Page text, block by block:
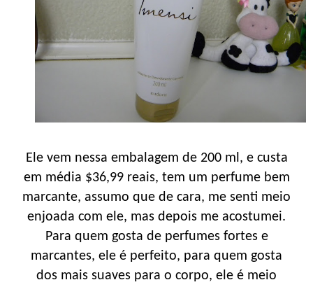
Ele vem nessa embalagem de 200 ml, e custa
em média $36,99 reais, tem um perfume bem
marcante, assumo que de cara, me senti meio
enjoada com ele, mas depois me acostumei.
Para quem gosta de perfumes fortes e
marcantes, ele é perfeito, para quem gosta
dos mais suaves para o corpo, ele é meio